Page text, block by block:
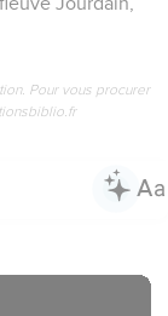
Pour vous procurer